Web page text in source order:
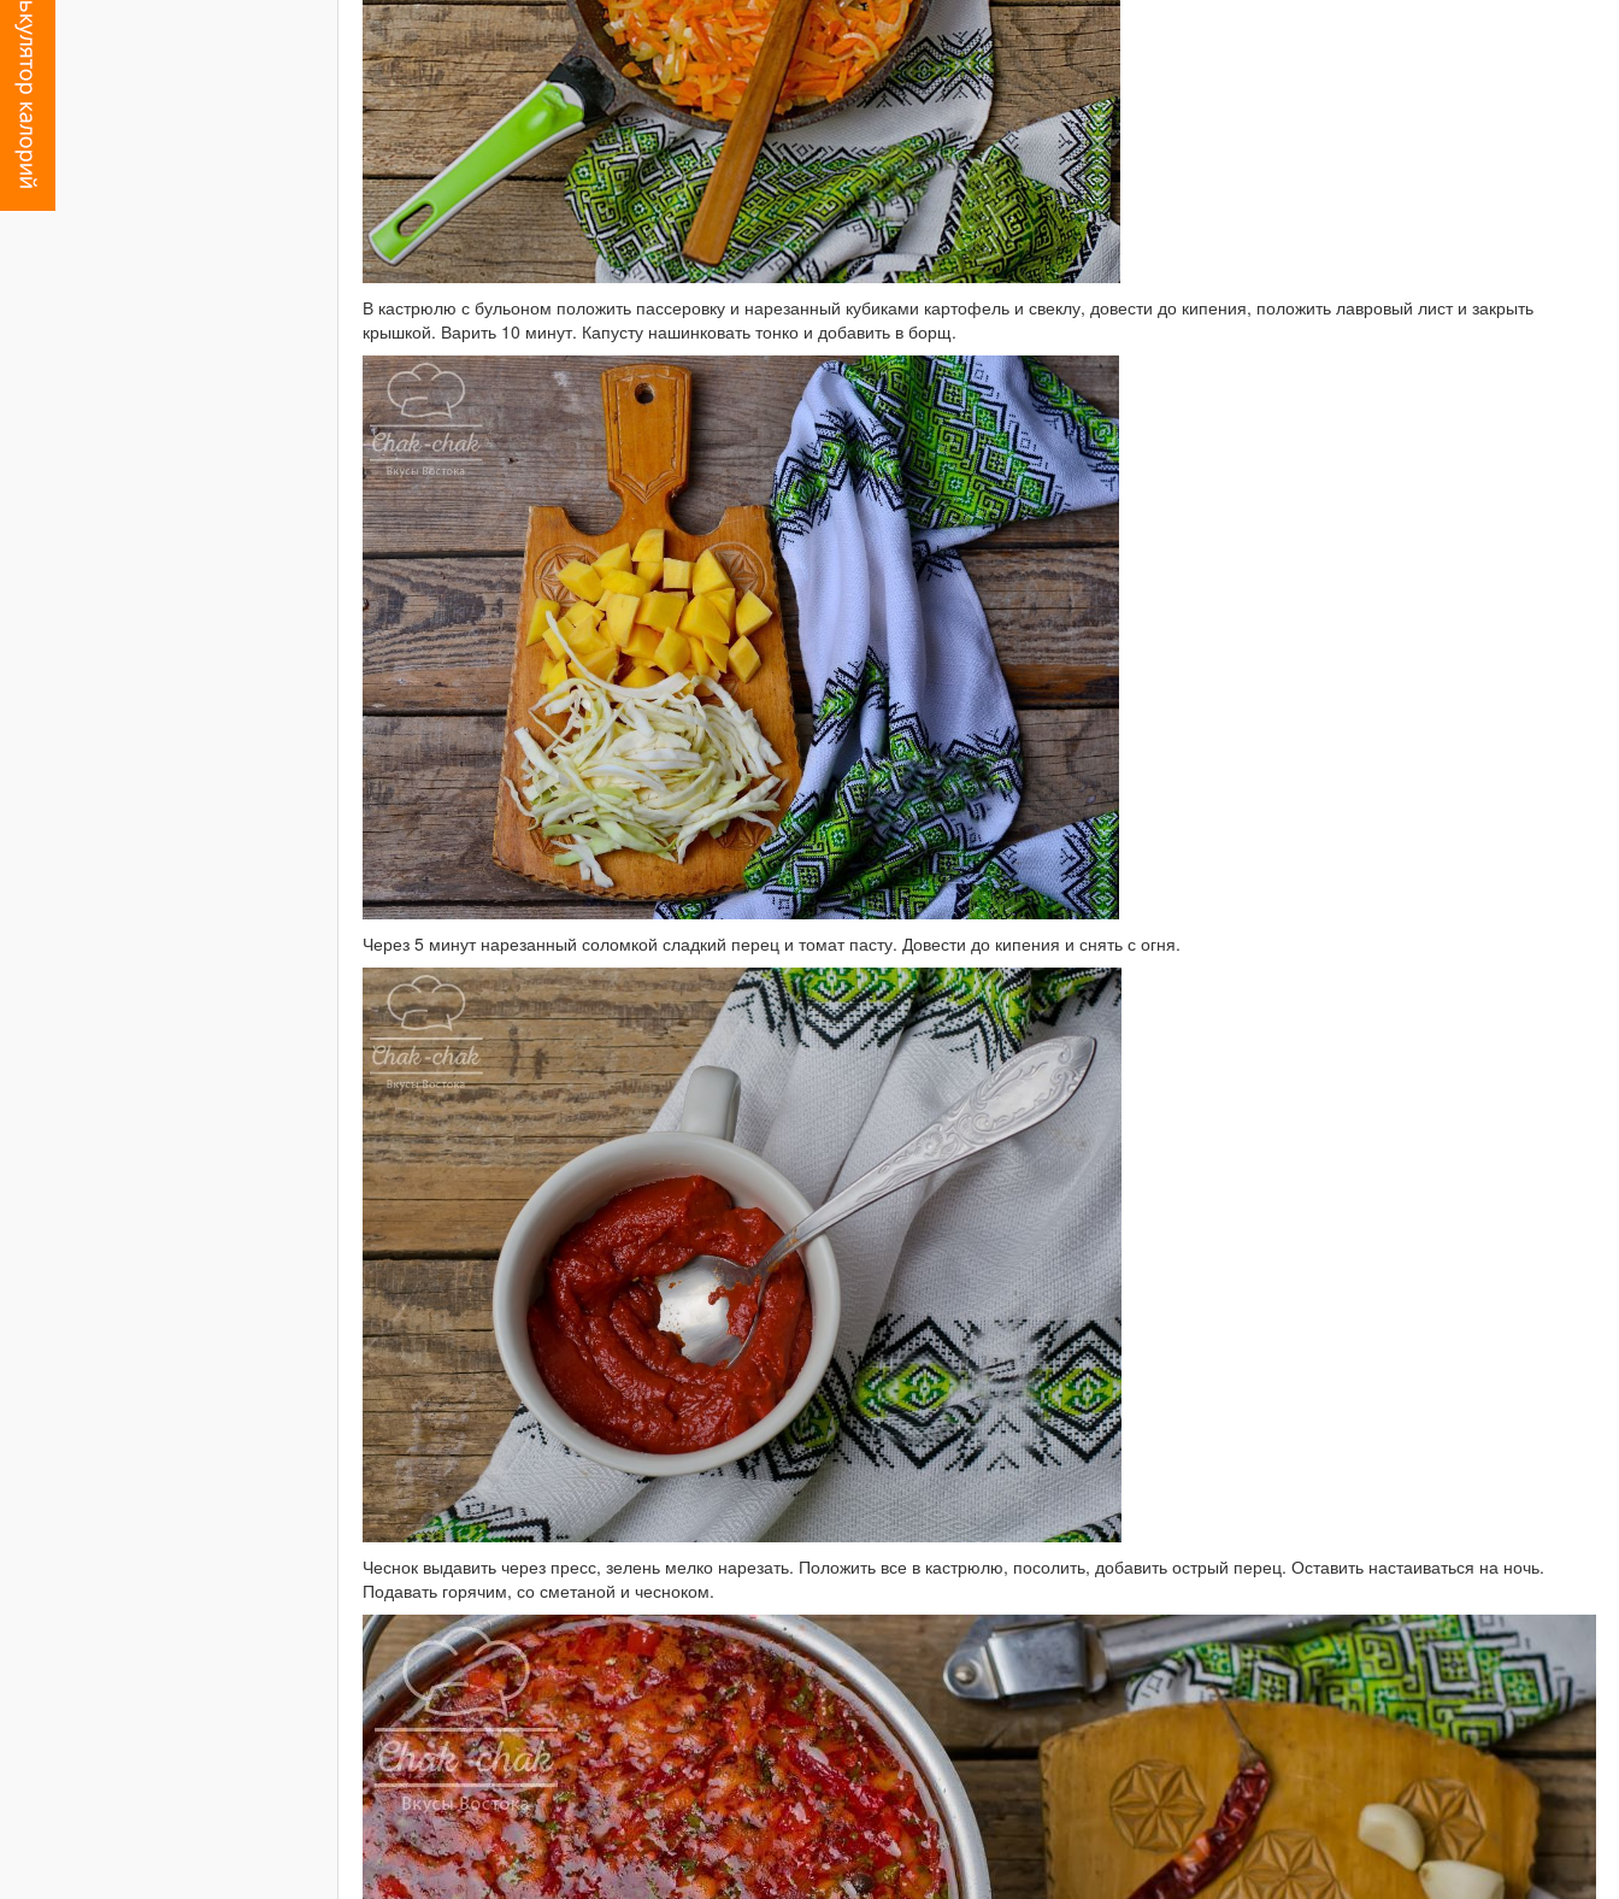
В кастрюлю с бульоном положить пассеровку и нарезанный кубиками картофель и свеклу, довести до кипения, положить лавровый лист и закрыть
крышкой. Варить 10 минут. Капусту нашинковать тонко и добавить в борщ.
Через 5 минут нарезанный соломкой сладкий перец и томат пасту. Довести до кипения и снять с огня.
Чеснок выдавить через пресс, зелень мелко нарезать. Положить все в кастрюлю, посолить, добавить острый перец. Оставить настаиваться на ночь.
Подавать горячим, со сметаной и чесноком.